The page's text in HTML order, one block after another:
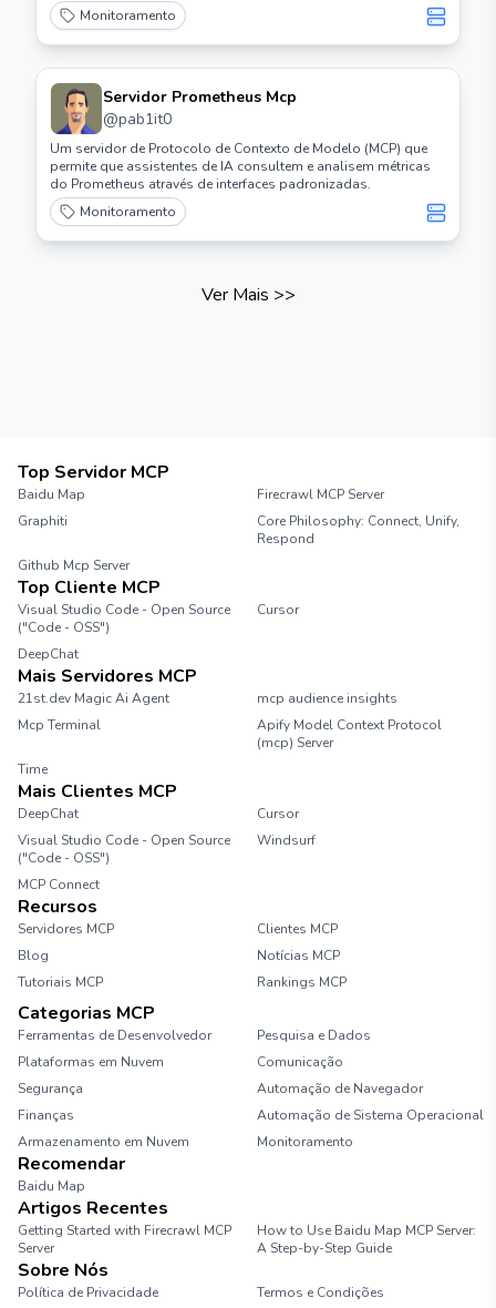
Monitoramento
Servidor Prometheus Mcp
@pab1it0
Um servidor de Protocolo de Contexto de Modelo (MCP) que
permite que assistentes de IA consultem e analisem métricas
do Prometheus através de interfaces padronizadas.
Monitoramento
Ver Mais >>
Top Servidor MCP
Baidu Map
Firecrawl MCP Server
Graphiti
Core Philosophy: Connect, Unify,
Respond
Github Mcp Server
Top Cliente MCP
Visual Studio Code - Open Source
("Code - OSS")
Cursor
DeepChat
Mais Servidores MCP
21st.dev Magic Ai Agent
mcp audience insights
Mcp Terminal
Apify Model Context Protocol
(mcp) Server
Time
Mais Clientes MCP
DeepChat
Cursor
Visual Studio Code - Open Source
("Code - OSS")
Windsurf
MCP Connect
Recursos
Servidores MCP
Clientes MCP
Blog
Notícias MCP
Tutoriais MCP
Rankings MCP
Categorias MCP
Ferramentas de Desenvolvedor
Pesquisa e Dados
Plataformas em Nuvem
Comunicação
Segurança
Automação de Navegador
Finanças
Automação de Sistema Operacional
Armazenamento em Nuvem
Monitoramento
Recomendar
Baidu Map
Artigos Recentes
Getting Started with Firecrawl MCP
Server
How to Use Baidu Map MCP Server:
A Step-by-Step Guide
Sobre Nós
Política de Privacidade Termos e Condições